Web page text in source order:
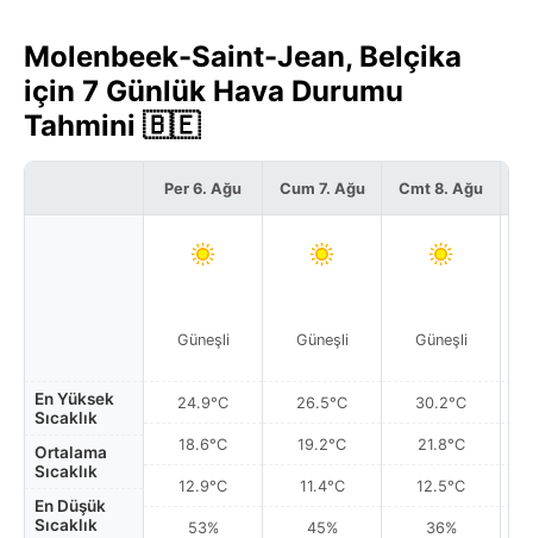
Molenbeek-Saint-Jean, Belçika
için 7 Günlük Hava Durumu
Tahmini 🇧🇪
En Yüksek
Sıcaklık
Ortalama
Sıcaklık
En Düşük
Sıcaklık
Per 6. Ağu
Güneşli
24.9°C
18.6°C
12.9°C
53%
Cum 7. Ağu
Güneşli
26.5°C
19.2°C
11.4°C
45%
Cmt 8. Ağu
Güneşli
30.2°C
21.8°C
12.5°C
36%